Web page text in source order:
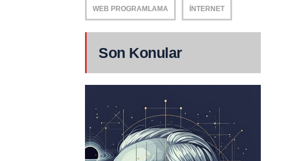
WEB PROGRAMLAMA İNTERNET
Son Konular